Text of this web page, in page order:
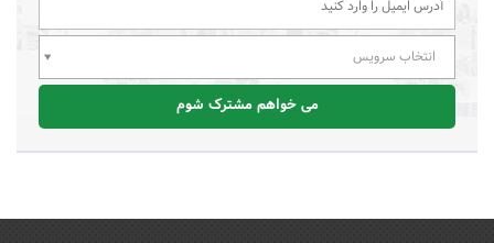
انتخاب سرویس
می خواهم مشترک شوم